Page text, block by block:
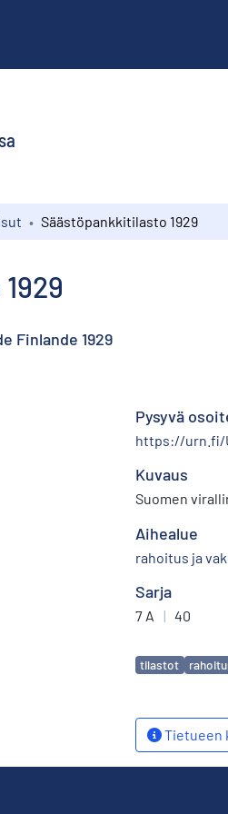
Säästöpankkitilasto 1929
Finlande 1929
Pysyvä
https://urn.fi/
Kuvaus
Suomen
Aihealue
rahoitus ja
Sarja
7 A | 40
Avainsanat
tilastot
Tietueen